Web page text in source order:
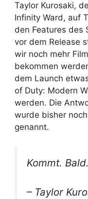
Taylor Kurosaki,
Infinity Ward, auf
den Features des
vor dem Release
wir noch mehr
bekommen
dem Launch
of Duty: Modern
werden. Die
wurde bisher
genannt.
Kommt. Bald.
– Taylor